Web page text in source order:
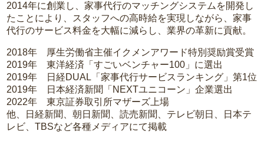
2014年に創業し、家事代行のマッチングシステムを開発し
たことにより、スタッフへの高時給を実現しながら、家事
代行のサービス料金を大幅に減らし、業界の革新に貢献。
2018年 厚生労働省主催イクメンアワード特別奨励賞受賞
2019年 東洋経済「すごいベンチャー100」に選出
2019年 日経DUAL「家事代行サービスランキング」第1位
2019年 日本経済新聞「NEXTユニコーン」企業選出
2022年 東京証券取引所マザーズ上場
他、日経新聞、朝日新聞、読売新聞、テレビ朝日、日本テ
レビ、TBSなど各種メディアにて掲載